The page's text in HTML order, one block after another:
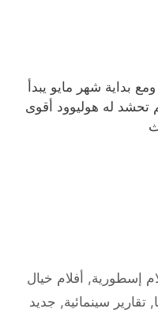
بداية شهر مايو يبدأ
له هوليوود أقوى
إسطورية, أفلام خيال
, تقارير سينمائية, جديد